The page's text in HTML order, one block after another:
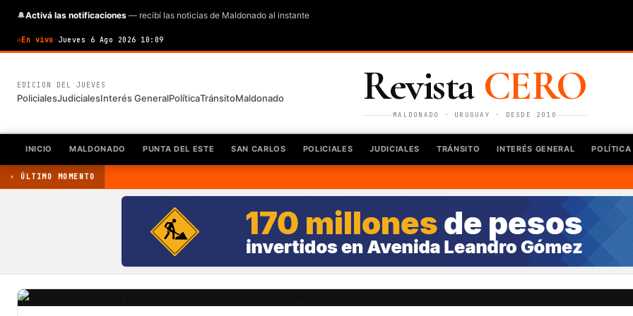
🔔Activá las notificaciones — recibí las noticias de Maldonado al instante
En vivo · Jueves 6 Ago 2026 · 10:09
EDICION DEL JUEVES
PolicialesJudicialesInterés GeneralPolíticaTránsitoMaldonado RevistaCERO
MALDONADO · URUGUAY · DESDE 2010
INICIO MALDONADO PUNTA DEL ESTE SAN CARLOS POLICIALES JUDICIALES TRÁNSITO INTERÉS GENERAL POLÍTICA
⚡ ÚLTIMO MOMENTO